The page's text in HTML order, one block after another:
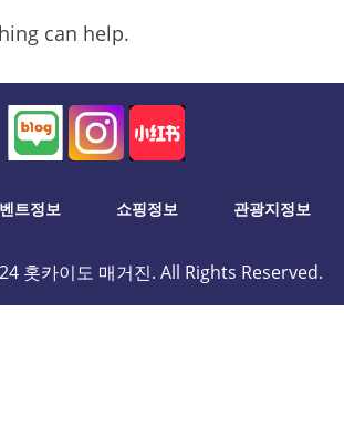
can help.
트정보 쇼핑정보 관광지정보
홋카이도 매거진. All Rights Reserved.